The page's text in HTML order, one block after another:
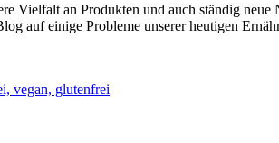
Vielfalt an Produkten und auch ständig
auf einige Probleme unserer heutigen
vegan, glutenfrei